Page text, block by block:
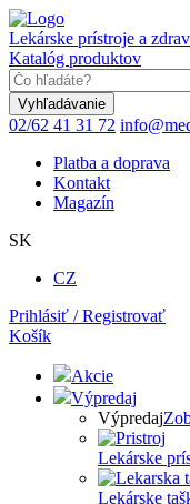
Skočiť
na
hlavný
obsah
Lekárske prístroje a
Katalóg produktov
02/62 41 31 72
Platba a doprava
Kontakt
Magazín
SK
CZ
Prihlásiť / Registrovať
Košík
Akcie
Výpredaj
Výpredaj
Lekárske
Lekárske